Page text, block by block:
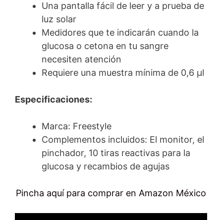
Una pantalla fácil de leer y a prueba de
luz solar
Medidores que te indicarán cuando la
glucosa o cetona en tu sangre
necesiten atención
Requiere una muestra mínima de 0,6 μl
Especificaciones:
Marca: Freestyle
Complementos incluidos: El monitor, el
pinchador, 10 tiras reactivas para la
glucosa y recambios de agujas
Pincha aquí para comprar en Amazon México